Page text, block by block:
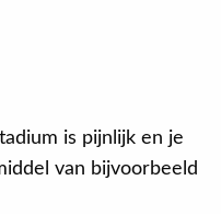
is pijnlijk en je
van bijvoorbeeld